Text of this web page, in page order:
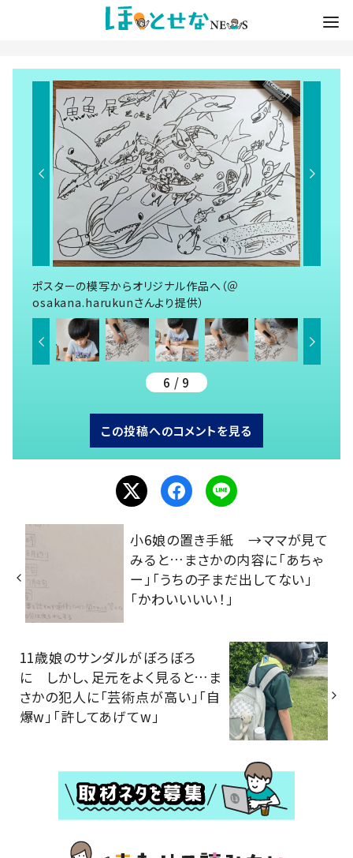
ポスターの模写からオリジナル作品へ（＠
osakana.harukunさんより提供）
6 / 9
この投稿へのコメントを見る
小6娘の置き手紙 →ママが見て
みると…まさかの内容に「あちゃ
ー」「うちの子まだ出してない」
「かわいいいい！」
11歳娘のサンダルがぼろぼろ
に しかし、足元をよく見ると…ま
さかの犯人に「芸術点が高い」「自
爆w」「許してあげてw」